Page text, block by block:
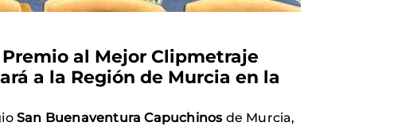
al Mejor Clipmetraje
a la Región de Murcia en la
San Buenaventura Capuchinosde Murcia,